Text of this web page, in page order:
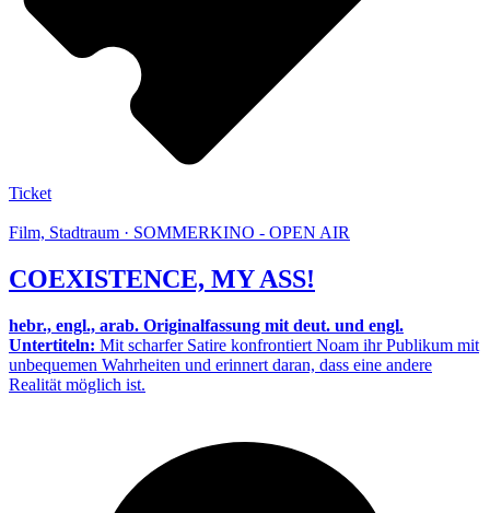
Ticket
Film, Stadtraum · SOMMERKINO - OPEN AIR
COEXISTENCE, MY ASS!
hebr., engl., arab. Originalfassung mit deut. und engl.
Untertiteln: Mit scharfer Satire konfrontiert Noam ihr Publikum mit
unbequemen Wahrheiten und erinnert daran, dass eine andere
Realität möglich ist.